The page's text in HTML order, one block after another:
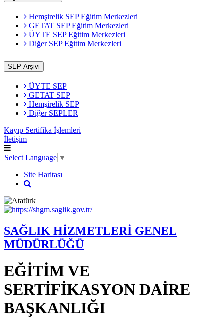
Hemşirelik SEP Eğitim Merkezleri
GETAT SEP Eğitim Merkezleri
ÜYTE SEP Eğitim Merkezleri
Diğer SEP Eğitim Merkezleri
SEP Arşivi
ÜYTE SEP
GETAT SEP
Hemşirelik SEP
Diğer SEPLER
Kayıp Sertifika İşlemleri
İletişim
Select Language ▼
Site Haritası
SAĞLIK HİZMETLERİ GENEL
MÜDÜRLÜĞÜ
EĞİTİM VE
SERTİFİKASYON DAİRE
BAŞKANLIĞI